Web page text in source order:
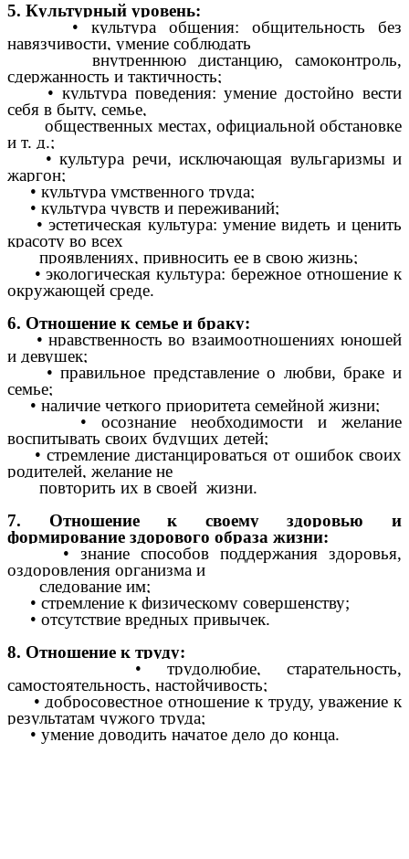
5. Культурный уровень:
• культура общения: общительность без
навязчивости, умение соблюдать
внутреннюю дистанцию, самоконтроль,
сдержанность и тактичность;
• культура поведения: умение достойно вести
себя в быту, семье,
общественных местах, официальной обстановке
и т. д.;
• культура речи, исключающая вульгаризмы и
жаргон;
• культура умственного труда;
• культура чувств и переживаний;
• эстетическая культура: умение видеть и ценить
красоту во всех
проявлениях, привносить ее в свою жизнь;
• экологическая культура: бережное отношение к
окружающей среде.
6. Отношение к семье и браку:
• нравственность во взаимоотношениях юношей
и девушек;
• правильное представление о любви, браке и
семье;
• наличие четкого приоритета семейной жизни;
• осознание необходимости и желание
воспитывать своих будущих детей;
• стремление дистанцироваться от ошибок своих
родителей, желание не
повторить их в своей жизни.
7. Отношение к своему здоровью и
формирование здорового образа жизни:
• знание способов поддержания здоровья,
оздоровления организма и
следование им;
• стремление к физическому совершенству;
• отсутствие вредных привычек.
8. Отношение к труду:
• трудолюбие, старательность,
самостоятельность, настойчивость;
• добросовестное отношение к труду, уважение к
результатам чужого труда;
• умение доводить начатое дело до конца.